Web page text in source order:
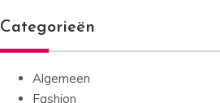
Categorieën
Algemeen
Fashion